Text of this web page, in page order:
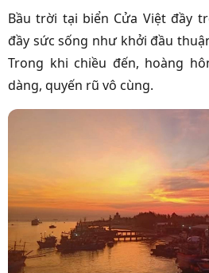
Bầu trời tại biển Cửa Việt đầy
đầy sức sống như khởi đầu
Trong khi chiều đến, hoàng
dàng, quyến rũ vô cùng.